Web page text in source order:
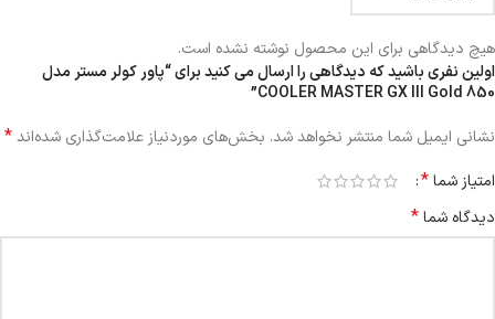
هیچ دیدگاهی برای این محصول نوشته نشده است.
اولین نفری باشید که دیدگاهی را ارسال می کنید برای “پاور کولر مستر مدل
COOLER MASTER GX III Gold 850”
نشانی ایمیل شما منتشر نخواهد شد. بخش‌های موردنیاز علامت‌گذاری شده‌اند*
امتیاز شما*
دیدگاه شما*